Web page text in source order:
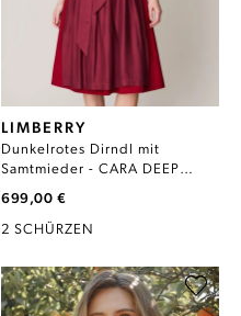
LIMBERRY
Dunkelrotes Dirndl mit
Samtmieder - CARA DEEP
699,00 €
2 SCHÜRZEN